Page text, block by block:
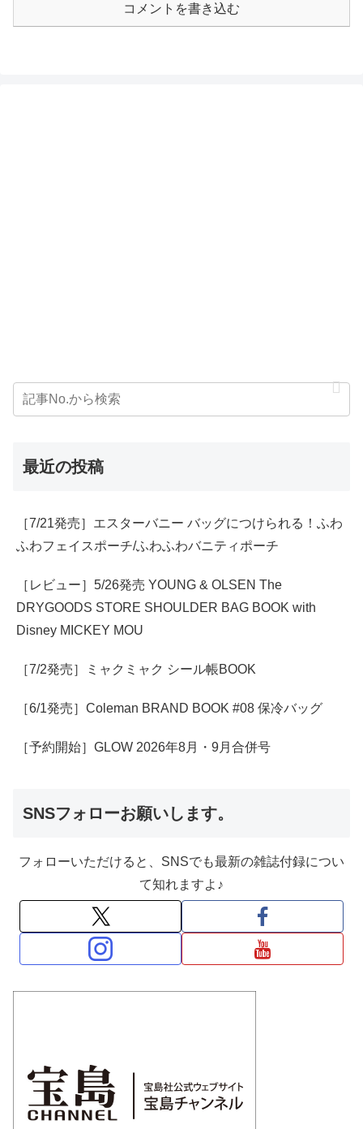
コメントを書き込む
最近の投稿
［7/21発売］エスターバニー バッグにつけられる！ふわ
ふわフェイスポーチ/ふわふわバニティポーチ
［レビュー］5/26発売 YOUNG & OLSEN The
DRYGOODS STORE SHOULDER BAG BOOK with
Disney MICKEY MOU
［7/2発売］ミャクミャク シール帳BOOK
［6/1発売］Coleman BRAND BOOK #08 保冷バッグ
［予約開始］GLOW 2026年8月・9月合併号
SNSフォローお願いします。
フォローいただけると、SNSでも最新の雑誌付録につい
て知れますよ♪